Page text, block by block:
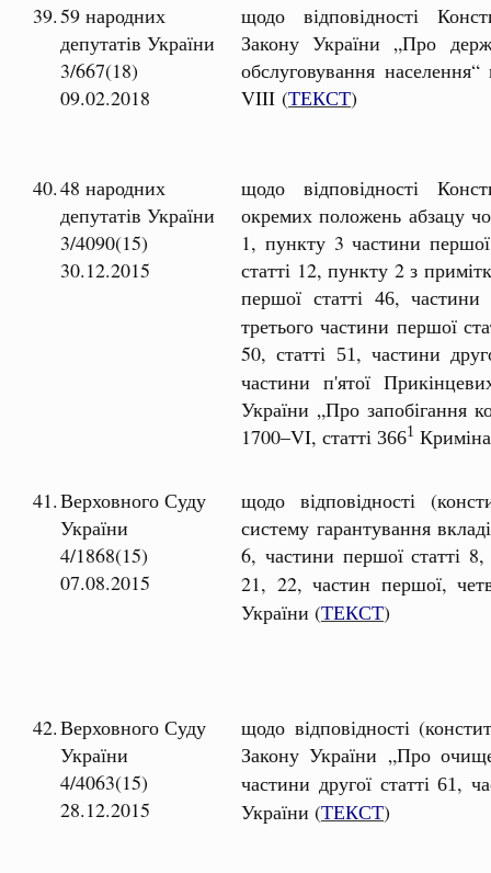
39.59 народних
депутатів України
3/667(18)
09.02.2018
щодо відповідності
Закону України „Про
обслуговування
VIII (ТЕКСТ)
40.48 народних
депутатів України
3/4090(15)
30.12.2015
щодо відповідності
окремих положень абзацу
1, пункту 3 частини
статті 12, пункту 2 з
першої статті 46, частини
третього частини першої
50, статті 51 , частини
частини п'ятої
України „Про запобігання
1700–VI, статті 3661
41.Верховного Суду
України
4/1868(15)
07.08.2015
щодо відповідності
систему гарантування
6, частини першої статті
21, 22, частин першої,
України (ТЕКСТ)
42.Верховного Суду
України
4/4063(15)
28.12.2015
щодо відповідності
Закону України „Про
частини другої статті61 ,
України (ТЕКСТ)